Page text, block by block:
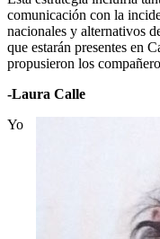
comunicación con la
nacionales y alternativos
que estarán presentes en
propusieron los
-Laura Calle
Yo